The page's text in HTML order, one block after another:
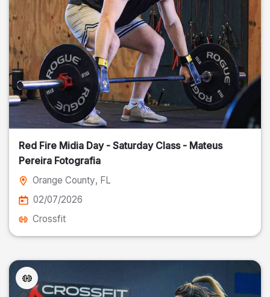
Red Fire Midia Day - Saturday Class - Mateus
Pereira Fotografia
Orange County, FL
02/07/2026
Crossfit